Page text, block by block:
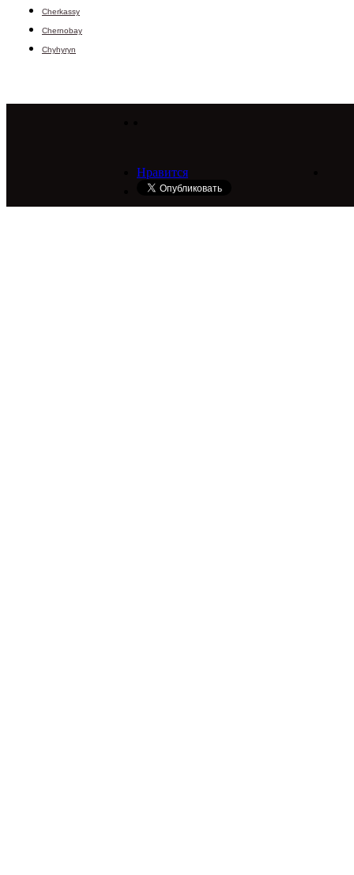
Cherkassy
Chernobay
Chyhyryn
Нравится